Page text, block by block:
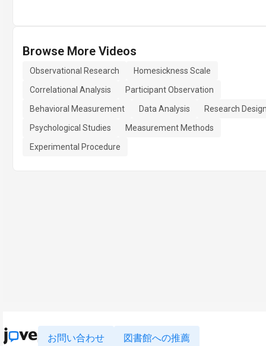
Browse More Videos
Observational Research
Homesickness Scale
Correlational Analysis
Participant Observation
Behavioral Measurement
Data Analysis
Research
Psychological Studies
Measurement Methods
Experimental Procedure
お問い合わせ 図書館への推薦